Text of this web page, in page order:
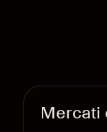
Mercati